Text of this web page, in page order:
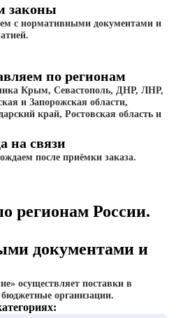
законы
с нормативными документами и
по регионам
Крым, Севастополь, ДНР, ЛНР,
и Запорожская области,
край, Ростовская область и
на связи
после приёмки заказа.
регионам России.
документами и
осуществляет поставки в
организации.